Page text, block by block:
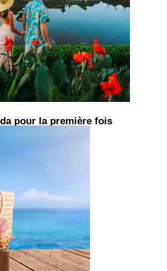
pour la première fois